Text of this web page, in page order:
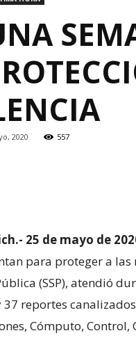
2020 557
25 de mayo de
para proteger a
(SSP), atendió
37 reportes
Cómputo, Control,